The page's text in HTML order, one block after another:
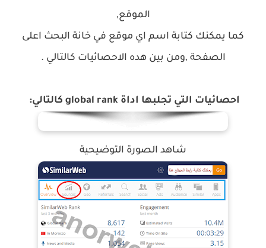
الموقع,
كما يمكنك كتابة اسم اي موقع في خانة البحث اعلى
الصفحة ,ومن بين هده الاحصائيات كالتالي .
احصائيات التي تجلبها اداة global rank كالتالي:
شاهد الصورة التوضيحية